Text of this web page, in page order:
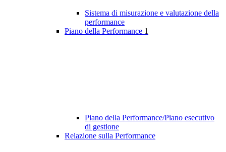
Sistema di misurazione e valutazione della
performance
Piano della Performance 1
Piano della Performance/Piano esecutivo
di gestione
Relazione sulla Performance